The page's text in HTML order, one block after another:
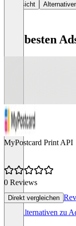
Übersicht
Die besten
MyPostcard Print API
0 Reviews
Direkt vergleichen
Alle Alternativen zu